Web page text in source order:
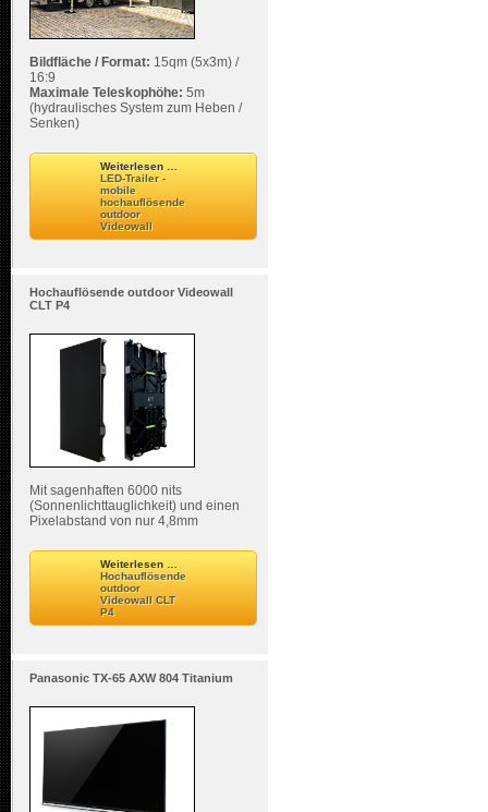
Bildfläche / Format: 15qm (5x3m) /
16:9
Maximale Teleskophöhe: 5m
(hydraulisches System zum Heben /
Senken)
Weiterlesen …
LED-Trailer -
mobile
hochauflösende
outdoor
Videowall
Hochauflösende outdoor Videowall
CLT P4
Mit sagenhaften 6000 nits
(Sonnenlichttauglichkeit) und einen
Pixelabstand von nur 4,8mm
Weiterlesen …
Hochauflösende
outdoor
Videowall CLT
P4
Panasonic TX-65 AXW 804 Titanium